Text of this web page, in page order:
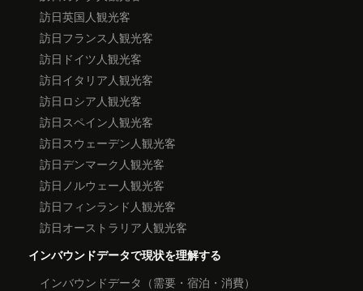
訪日英国人観光客
訪日フランス人観光客
訪日ドイツ人観光客
訪日イタリア人観光客
訪日ロシア人観光客
訪日スペイン人観光客
訪日スウェーデン人観光客
訪日デンマーク人観光客
訪日ノルウェー人観光客
訪日フィンランド人観光客
訪日オーストラリア人観光客
インバウンドデータで現状を理解する
インバウンドデータ（需要・宿泊・消費）